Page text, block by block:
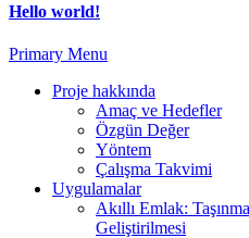
Hello world!
Primary Menu
Proje hakkında
Amaç ve Hedefler
Özgün Değer
Yöntem
Çalışma Takvimi
Uygulamalar
Akıllı Emlak:
Geliştirilmesi